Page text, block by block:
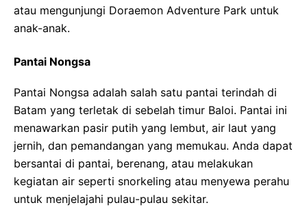
atau mengunjungi Doraemon Adventure Park untuk
anak-anak.
Pantai Nongsa
Pantai Nongsa adalah salah satu pantai terindah di
Batam yang terletak di sebelah timur Baloi. Pantai ini
menawarkan pasir putih yang lembut, air laut yang
jernih, dan pemandangan yang memukau. Anda dapat
bersantai di pantai, berenang, atau melakukan
kegiatan air seperti snorkeling atau menyewa perahu
untuk menjelajahi pulau-pulau sekitar.